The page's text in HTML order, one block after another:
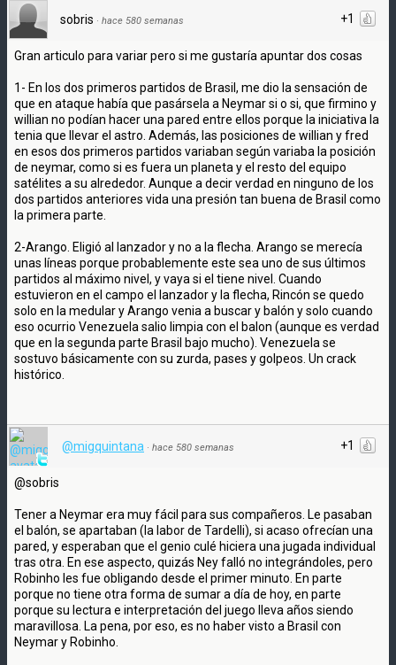
+1
sobris · hace 580 semanas
Gran articulo para variar pero si me gustaría apuntar dos cosas
1- En los dos primeros partidos de Brasil, me dio la sensación de
que en ataque había que pasársela a Neymar si o si, que firmino y
willian no podían hacer una pared entre ellos porque la iniciativa la
tenia que llevar el astro. Además, las posiciones de willian y fred
en esos dos primeros partidos variaban según variaba la posición
de neymar, como si es fuera un planeta y el resto del equipo
satélites a su alrededor. Aunque a decir verdad en ninguno de los
dos partidos anteriores vida una presión tan buena de Brasil como
la primera parte.
2-Arango. Eligió al lanzador y no a la flecha. Arango se merecía
unas líneas porque probablemente este sea uno de sus últimos
partidos al máximo nivel, y vaya si el tiene nivel. Cuando
estuvieron en el campo el lanzador y la flecha, Rincón se quedo
solo en la medular y Arango venia a buscar y balón y solo cuando
eso ocurrio Venezuela salio limpia con el balon (aunque es verdad
que en la segunda parte Brasil bajo mucho). Venezuela se
sostuvo básicamente con su zurda, pases y golpeos. Un crack
histórico.
+1
@migquintana · hace 580 semanas
@sobris
Tener a Neymar era muy fácil para sus compañeros. Le pasaban
el balón, se apartaban (la labor de Tardelli), si acaso ofrecían una
pared, y esperaban que el genio culé hiciera una jugada individual
tras otra. En ese aspecto, quizás Ney falló no integrándoles, pero
Robinho les fue obligando desde el primer minuto. En parte
porque no tiene otra forma de sumar a día de hoy, en parte
porque su lectura e interpretación del juego lleva años siendo
maravillosa. La pena, por eso, es no haber visto a Brasil con
Neymar y Robinho.